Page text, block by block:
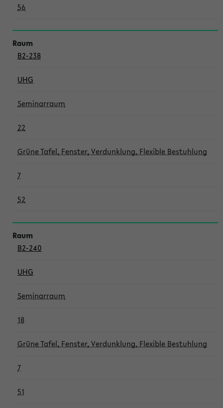
56
B2-238
UHG
Seminarraum
22
Grüne Tafel, Fenster, Verdunklung, Flexible Bestuhlung
7
52
B2-240
UHG
Seminarraum
18
Grüne Tafel, Fenster, Verdunklung, Flexible Bestuhlung
7
51